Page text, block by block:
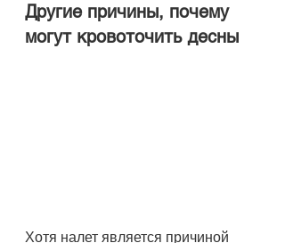
Другие причины, почему
могут кровоточить десны
Хотя налет является причиной